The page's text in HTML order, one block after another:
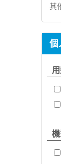
其
個